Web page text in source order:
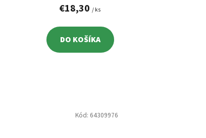
€18,30/ ks
DO KOŠÍKA
Kód: 64309976